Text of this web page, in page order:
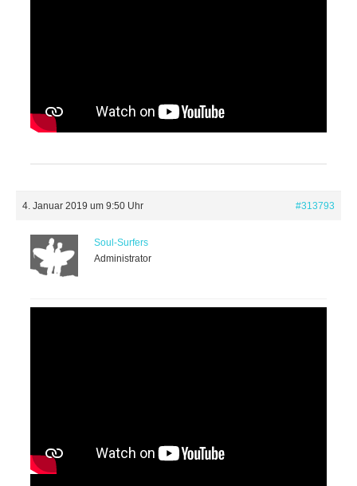
4. Januar 2019 um 9:50 Uhr #313793
Soul-Surfers
Administrator